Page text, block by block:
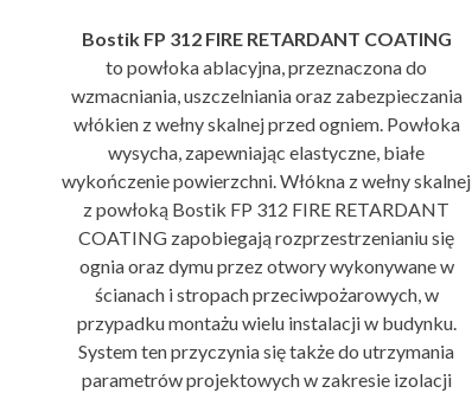
Bostik FP 312 FIRE RETARDANT COATING
to powłoka ablacyjna, przeznaczona do
wzmacniania, uszczelniania oraz zabezpieczania
włókien z wełny skalnej przed ogniem. Powłoka
wysycha, zapewniając elastyczne, białe
wykończenie powierzchni. Włókna z wełny skalnej
z powłoką Bostik FP 312 FIRE RETARDANT
COATING zapobiegają rozprzestrzenianiu się
ognia oraz dymu przez otwory wykonywane w
ścianach i stropach przeciwpożarowych, w
przypadku montażu wielu instalacji w budynku.
System ten przyczynia się także do utrzymania
parametrów projektowych w zakresie izolacji